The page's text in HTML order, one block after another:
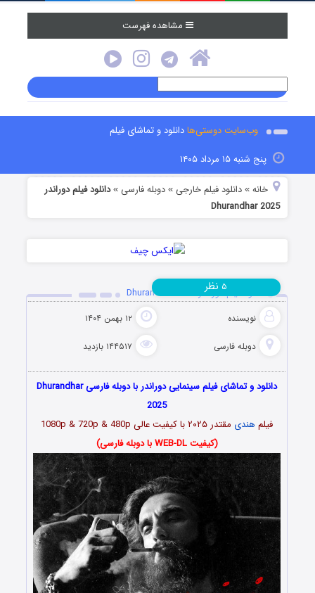
مشاهده فهرست
وب‌سایت دوستی‌هادانلود و تماشای فیلم
پنج شنبه ۱۵ مرداد ۱۴۰۵
خانه »دانلود فیلم خارجی »دوبله فارسی »دانلود فیلم دوراندر
Dhurandhar 2025
دانلود فیلم دوراندر Dhurandhar 2025
نویسنده ۱۲ بهمن ۱۴۰۴
دوبله فارسی ۱۴۴۵۱۷ بازدید
۵ نظر
دانلود و تماشای فیلم سینمایی دوراندر با دوبله فارسی Dhurandhar
2025
فیلم هندی مقتدر ۲۰۲۵ با کیفیت عالی 1080p & 720p & 480p
(کیفیت WEB-DL با دوبله فارسی)